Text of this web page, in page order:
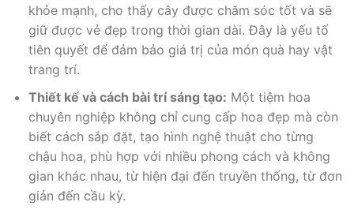
khỏe mạnh, cho thấy cây được chăm sóc tốt và sẽ
giữ được vẻ đẹp trong thời gian dài. Đây là yếu tố
tiên quyết để đảm bảo giá trị của món quà hay vật
trang trí.
Thiết kế và cách bài trí sáng tạo: Một tiệm hoa
chuyên nghiệp không chỉ cung cấp hoa đẹp mà còn
biết cách sắp đặt, tạo hình nghệ thuật cho từng
chậu hoa, phù hợp với nhiều phong cách và không
gian khác nhau, từ hiện đại đến truyền thống, từ đơn
giản đến cầu kỳ.